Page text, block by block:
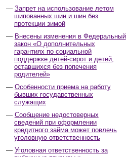
Запрет на использование летом
шипованных шин и шин без
протекции зимой
Внесены изменения в Федеральный
закон «О дополнительных
гарантиях по социальной
поддержке детей-сирот и детей,
оставшихся без попечения
родителей»
Особенности приема на работу
бывших государственных
служащих
Сообщение недостоверных
сведений при оформлении
кредитного займа может повлечь
уголовную ответственность
Уголовная ответственность за